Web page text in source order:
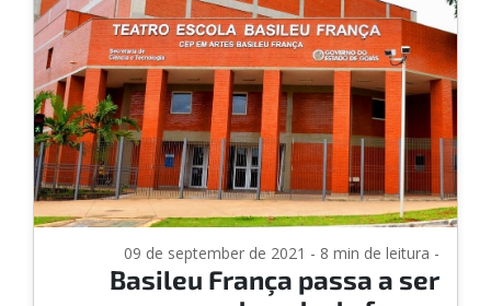
09 de september de 2021 - 8 min de leitura -
Basileu França passa a ser